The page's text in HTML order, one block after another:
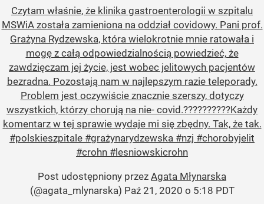
Czytam właśnie, że klinika gastroenterologii w szpitalu
MSWiA została zamieniona na oddział covidowy. Pani prof.
Grażyna Rydzewska, która wielokrotnie mnie ratowała i
mogę z całą odpowiedzialnością powiedzieć, że
zawdzięczam jej życie, jest wobec jelitowych pacjentów
bezradna. Pozostają nam w najlepszym razie teleporady.
Problem jest oczywiście znacznie szerszy, dotyczy
wszystkich, którzy chorują na nie- covid.??????????Każdy
komentarz w tej sprawie wydaje mi się zbędny. Tak, że tak.
#polskieszpitale #grażynarydzewska #nzj #chorobyjelit
#crohn #lesniowskicrohn
Post udostępniony przez Agata Młynarska
(@agata_mlynarska) Paź 21, 2020 o 5:18 PDT